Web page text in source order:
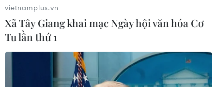
TIN LIÊN QUAN
vietnamplus.vn
Xã Tây Giang khai mạc Ngày hội văn hóa Cơ
Tu lần thứ 1